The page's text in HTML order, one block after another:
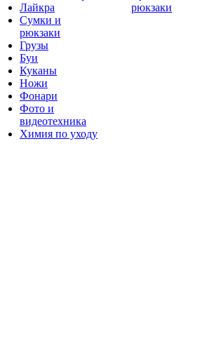
Лайкра
Сумки и
рюкзаки
Грузы
Буи
Куканы
Ножи
Фонари
Фото и
видеотехника
Химия по уходу
рюкзаки